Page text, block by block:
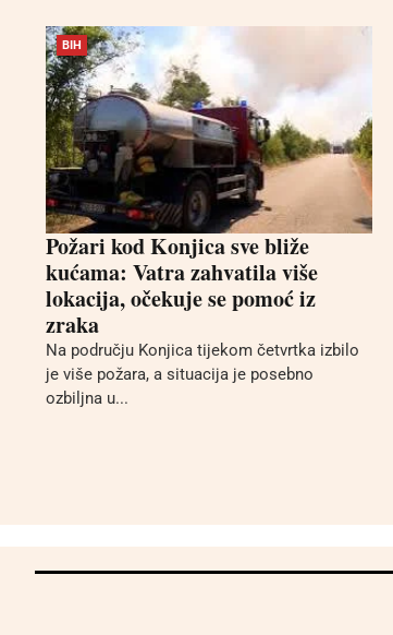
BIH
Požari kod Konjica sve bliže
kućama: Vatra zahvatila više
lokacija, očekuje se pomoć iz
zraka
Na području Konjica tijekom četvrtka izbilo
je više požara, a situacija je posebno
ozbiljna u...